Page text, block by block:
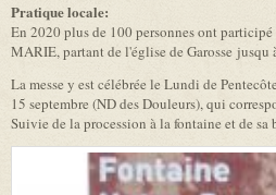
Pratique locale:
En 2020 plus de 100 personnes ont
MARIE, partant de l'église de Garosse
La messe y est célébrée le Lundi de
15 septembre (ND des Douleurs), qui
Suivie de la procession à la fontaine et de sa